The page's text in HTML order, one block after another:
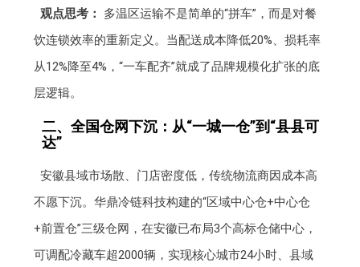
观点思考：
多温区运输不是简单的“拼车”，而是对餐
饮连锁效率的重新定义。当配送成本降低20%、损耗率
从12%降至4%，“一车配齐”就成了品牌规模化扩张的底
层逻辑。
二、全国仓网下沉：从“一城一仓”到“县县可
达”
安徽县域市场散、门店密度低，传统物流商因成本高
不愿下沉。华鼎冷链科技构建的“区域中心仓+中心仓
+前置仓”三级仓网，在安徽已布局3个高标仓储中心，
可调配冷藏车超2000辆，实现核心城市24小时、县域